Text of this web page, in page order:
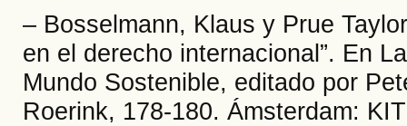
– Bosselmann, Klaus y Prue
en el derecho internacional”. En
Mundo Sostenible, editado por
Roerink, 178-180. Ámsterdam: